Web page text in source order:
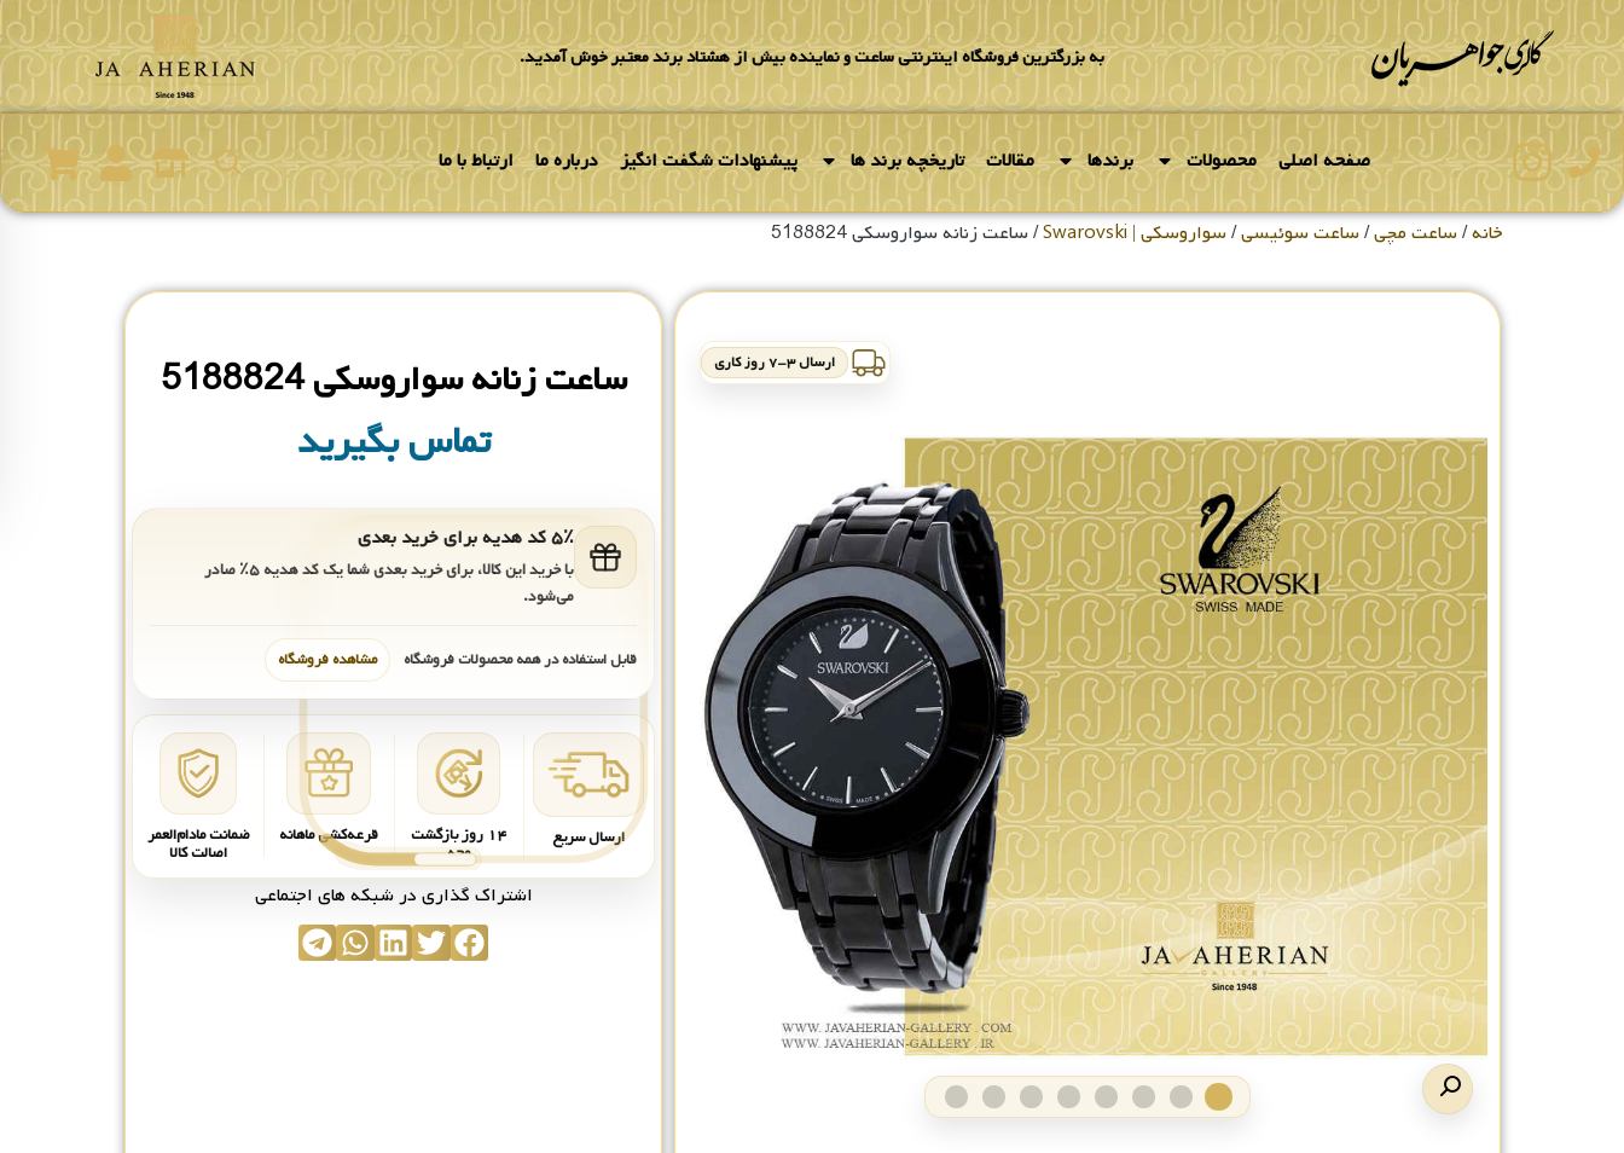
به بزرگترین فروشگاه اینترنتی ساعت و نماینده بیش از هشتاد برند معتبر خوش آمدید.
صفحه اصلی محصولات برندها مقالات تاریخچه برند ها پیشنهادات شگفت انگیز درباره ما ارتباط با ما
خانه/ساعت مچی/ساعت سوئیسی/سواروسکی | Swarovski / ساعت زنانه سواروسکی 5188824
ارسال ۳-۷ روز کاری ساعت زنانه سواروسکی 5188824
تماس بگیرید
۵٪ کد هدیه برای خرید بعدی
با خرید این کالا، برای خرید بعدی شما یک کد هدیه۵٪ صادر
می‌شود.
قابل استفاده در همه محصولات فروشگاه مشاهده فروشگاه
ارسال سریع ۱۴ روز بازگشت
وجه
قرعه‌کشی ماهانه ضمانت مادام‌العمر
اصالت کالا
اشتراک گذاری در شبکه های اجتماعی